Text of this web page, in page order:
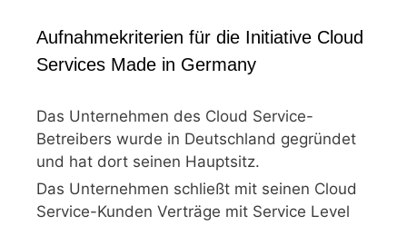
Aufnahmekriterien für die Initiative Cloud
Services Made in Germany
Das Unternehmen des Cloud Service-
Betreibers wurde in Deutschland gegründet
und hat dort seinen Hauptsitz.
Das Unternehmen schließt mit seinen Cloud
Service-Kunden Verträge mit Service Level